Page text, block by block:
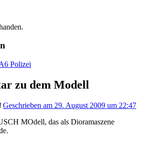
Polizei
zu dem Modell
Geschrieben am 29. August 2009 um 22:47
MOdell, das als Dioramaszene